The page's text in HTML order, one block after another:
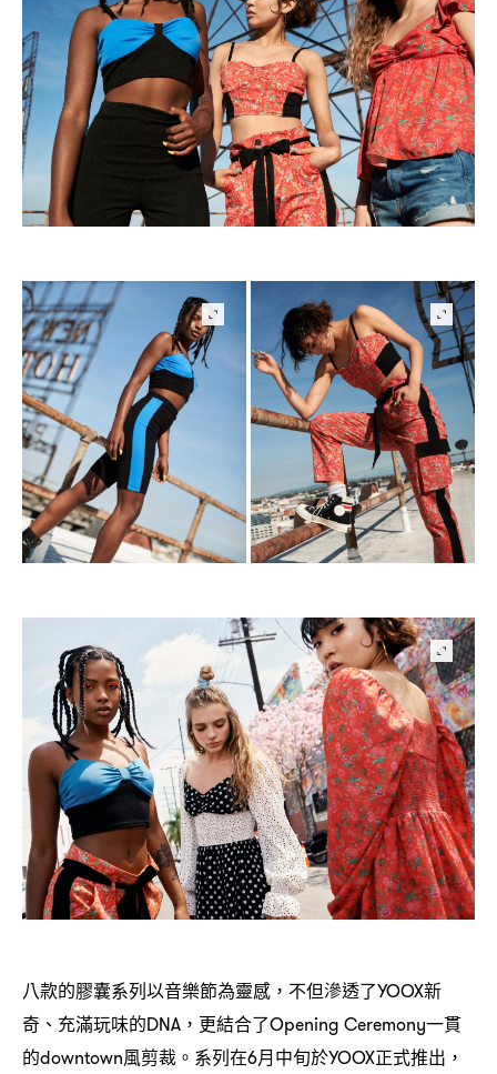
八款的膠囊系列以音樂節為靈感 ， 不但滲透了YOOX新
奇、充滿玩味的DNA， 更結合了Opening Ceremony一貫
的downtown風剪裁。系列在6月中旬於YOOX正式推出 ，